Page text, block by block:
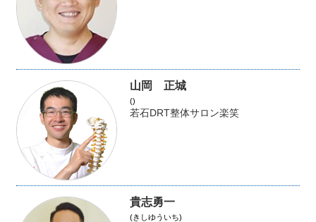
山岡 正城
()
若石DRT整体サロン楽笑
貴志勇一
(きしゆういち)